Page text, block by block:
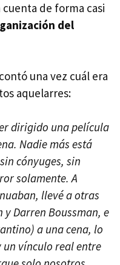
de forma casi
del
contó una vez cuál era
aquelarres:
dirigido una película
Nadie más está
cónyuges, sin
solamente. A
llevé a otras
y Darren Boussman, e
a una cena, lo
vínculo real entre